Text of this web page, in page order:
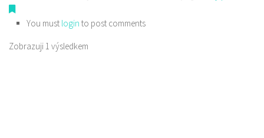
You must login to post comments
Zobrazuji 1 výsledkem